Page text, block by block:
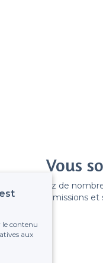
Vous
Gagnez de
Pas de commissions et
le contenu
aux